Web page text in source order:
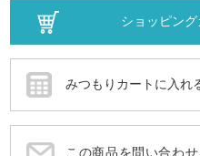
この商品を問い合わせ